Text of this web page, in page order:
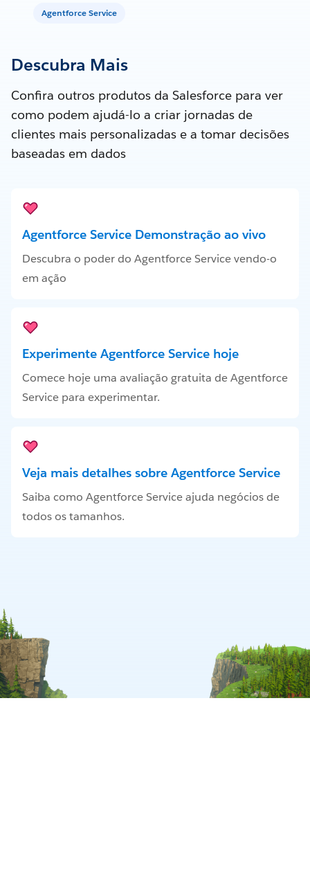
Agentforce Service
Descubra Mais
Confira outros produtos da Salesforce para ver
como podem ajudá-lo a criar jornadas de
clientes mais personalizadas e a tomar decisões
baseadas em dados
Agentforce Service Demonstração ao vivo
Descubra o poder do Agentforce Service vendo-o
em ação
Experimente Agentforce Service hoje
Comece hoje uma avaliação gratuita de Agentforce
Service para experimentar.
Veja mais detalhes sobre Agentforce Service
Saiba como Agentforce Service ajuda negócios de
todos os tamanhos.